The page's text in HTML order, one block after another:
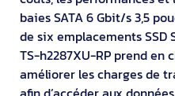
baies SATA 6 Gbit/s 3,5
de six emplacements SSD
TS-h2287XU-RP prend en
améliorer les charges de